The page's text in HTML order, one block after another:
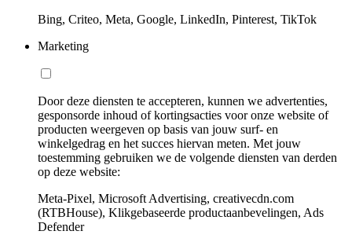
Bing, Criteo, Meta, Google, LinkedIn, Pinterest, TikTok
Marketing
Door deze diensten te accepteren, kunnen we advertenties,
gesponsorde inhoud of kortingsacties voor onze website of
producten weergeven op basis van jouw surf- en
winkelgedrag en het succes hiervan meten. Met jouw
toestemming gebruiken we de volgende diensten van derden
op deze website:
Meta-Pixel, Microsoft Advertising, creativecdn.com
(RTBHouse), Klikgebaseerde productaanbevelingen, Ads
Defender